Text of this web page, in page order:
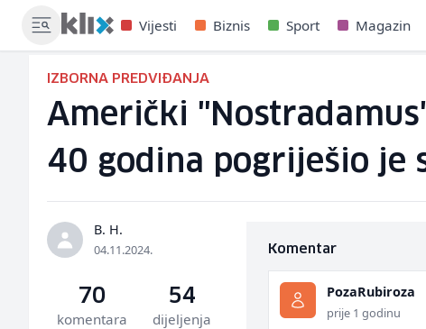
Vijesti Biznis Sport Magazin
IZBORNA PREDVIĐANJA
Američki
40 godina pogriješio je
B. H.
04.11.2024.
70
komentara
54
dijeljenja
Komentar
PozaRubiroza
prije 1 godinu